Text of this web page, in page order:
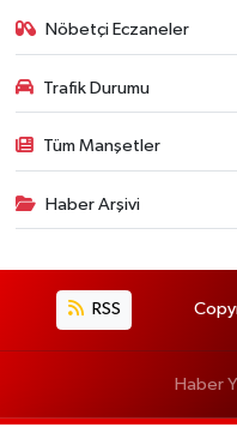
Nöbetçi Eczaneler
Trafik Durumu
Tüm Manşetler
Haber Arşivi
RSS
Haber